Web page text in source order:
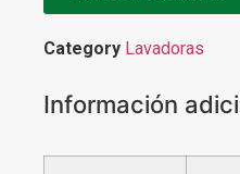
Category Lavadoras
Información